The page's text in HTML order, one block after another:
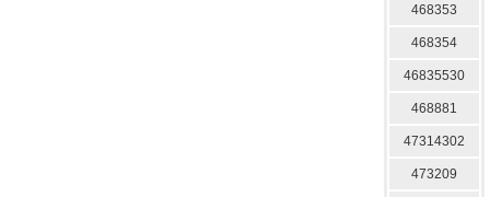
468353
468354
46835530
468881
47314302
473209